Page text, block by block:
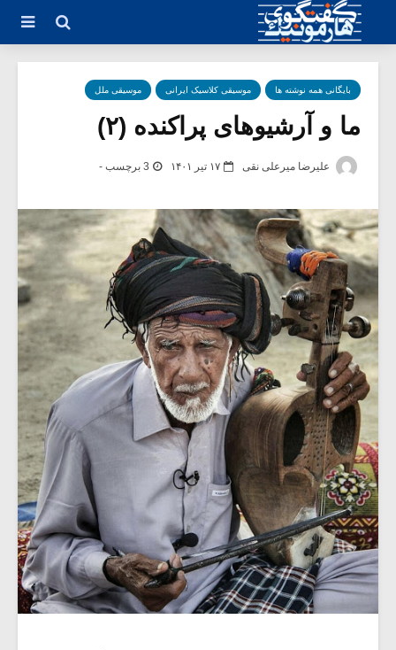
بایگانی همه نوشته ها موسیقی کلاسیک ایرانی موسیقی ملل
ما و آرشیوهای پراکنده (۲)
علیرضا میرعلی نقی ۱۷ تیر ۱۴۰۱ 3 برچسب -